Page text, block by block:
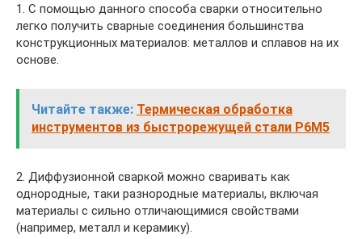
1. С помощью данного способа сварки относительно
легко получить сварные соединения большинства
конструкционных материалов: металлов и сплавов на их
основе.
Читайте также: Термическая обработка
инструментов из быстрорежущей стали Р6М5
2. Диффузионной сваркой можно сваривать как
однородные, таки разнородные материалы, включая
материалы с сильно отличающимися свойствами
(например, металл и керамику).